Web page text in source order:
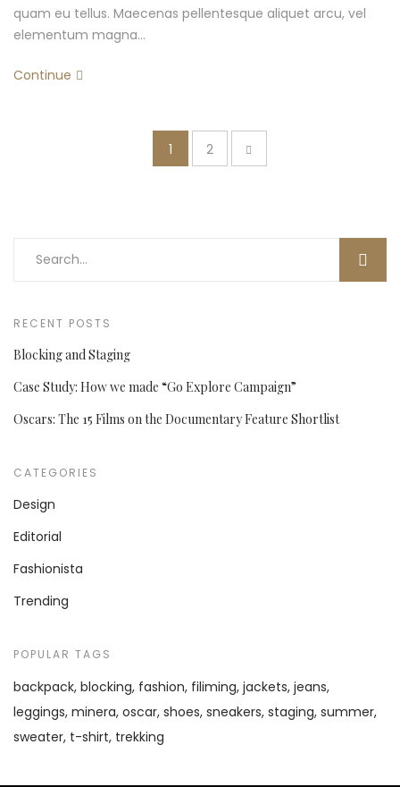
quam eu tellus. Maecenas pellentesque aliquet arcu, vel
elementum magna…
Continue
1 2
RECENT POSTS
Blocking and Staging
Case Study: How we made “Go Explore Campaign”
Oscars: The 15 Films on the Documentary Feature Shortlist
CATEGORIES
Design
Editorial
Fashionista
Trending
POPULAR TAGS
backpack blocking fashion filiming jackets jeans
leggings minera oscar shoes sneakers staging summer
sweater t-shirt trekking